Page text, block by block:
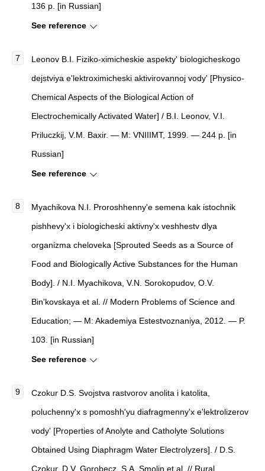
136 p. [in Russian]
See reference
Leonov B.I. Fiziko-ximicheskie aspekty' biologicheskogo
dejstviya e'lektroximicheski aktivirovannoj vody' [Physico-
Chemical Aspects of the Biological Action of
Electrochemically Activated Water] / B.I. Leonov, V.I.
Priluczkij, V.M. Baxir. — M: VNIIIMT, 1999. — 244 p. [in
Russian]
See reference
Myachikova N.I. Proroshhenny'e semena kak istochnik
pishhevy'x i biologicheski aktivny'x veshhestv dlya
organizma cheloveka [Sprouted Seeds as a Source of
Food and Biologically Active Substances for the Human
Body] . / N.I. Myachikova, V.N. Sorokopudov, O.V.
Bin'kovskaya et al. // Modern Problems of Science and
Education; — M: Akademiya Estestvoznaniya, 2012. — P.
103. [in Russian]
See reference
Czokur D.S. Svojstva rastvorov anolita i katolita,
poluchenny'x s pomoshh'yu diafragmenny'x e'lektrolizerov
vody' [Properties of Anolyte and Catholyte Solutions
Obtained Using Diaphragm Water Electrolyzers] . / D.S.
Czokur, D.V. Gorobecz, S.A. Smolin et al. // Rural